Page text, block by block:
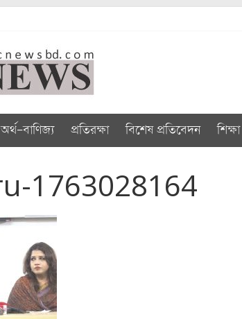
অর্থ-বাণিজ্য প্রতিরক্ষা বিশেষ প্রতিবেদন শিক্ষা
1763028164